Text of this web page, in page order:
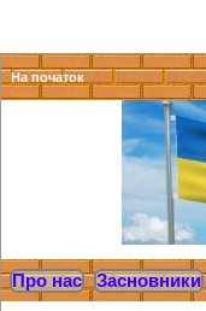
На початок
Про нас Засновники